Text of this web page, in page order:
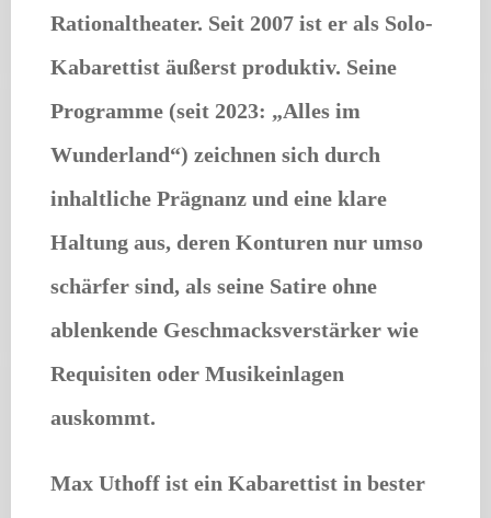
Rationaltheater. Seit 2007 ist er als Solo-
Kabarettist äußerst produktiv. Seine
Programme (seit 2023: „Alles im
Wunderland“) zeichnen sich durch
inhaltliche Prägnanz und eine klare
Haltung aus, deren Konturen nur umso
schärfer sind, als seine Satire ohne
ablenkende Geschmacksverstärker wie
Requisiten oder Musikeinlagen
auskommt.
Max Uthoff ist ein Kabarettist in bester